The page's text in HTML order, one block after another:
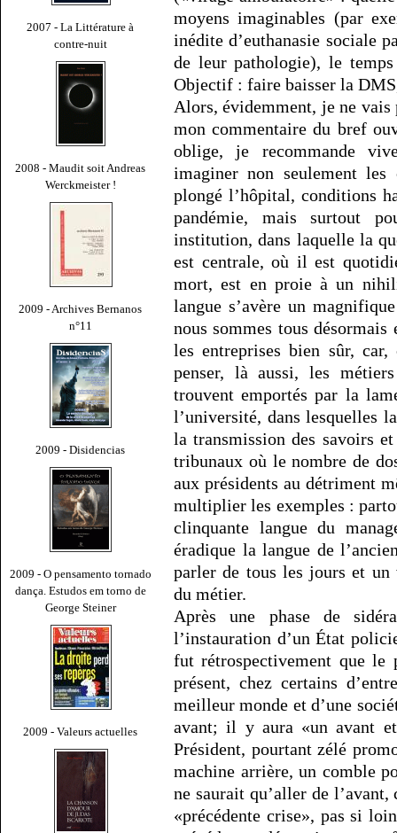
2007 - La Littérature à
contre-nuit
2008 - Maudit soit Andreas
Werckmeister !
2009 - Archives Bernanos
n°11
2009 - Disidencias
2009 - O pensamento tornado
dança. Estudos em torno de
George Steiner
2009 - Valeurs actuelles
moyens imaginables (par
inédite d’euthanasie sociale
de leur pathologie), le
Objectif : faire baisser la
Alors, évidemment, je ne
mon commentaire du bref
oblige, je recommande
imaginer non seulement les
plongé l’hôpital, conditions
pandémie, mais surtout
institution, dans laquelle la
est centrale, où il est
mort, est en proie à un
langue s’avère un
nous sommes tous désormais
les entreprises bien sûr,
penser, là aussi, les
trouvent emportés par la
l’université, dans lesquelles
la transmission des savoirs
tribunaux où le nombre de
aux présidents au détriment
multiplier les exemples :
clinquante langue du
éradique la langue de
parler de tous les jours et un
du métier.
Après une phase de
l’instauration d’un État
fut rétrospectivement que le
présent, chez certains
meilleur monde et d’une
avant; il y aura «un avant
Président, pourtant zélé
machine arrière, un comble
ne saurait qu’aller de
«précédente crise», pas si